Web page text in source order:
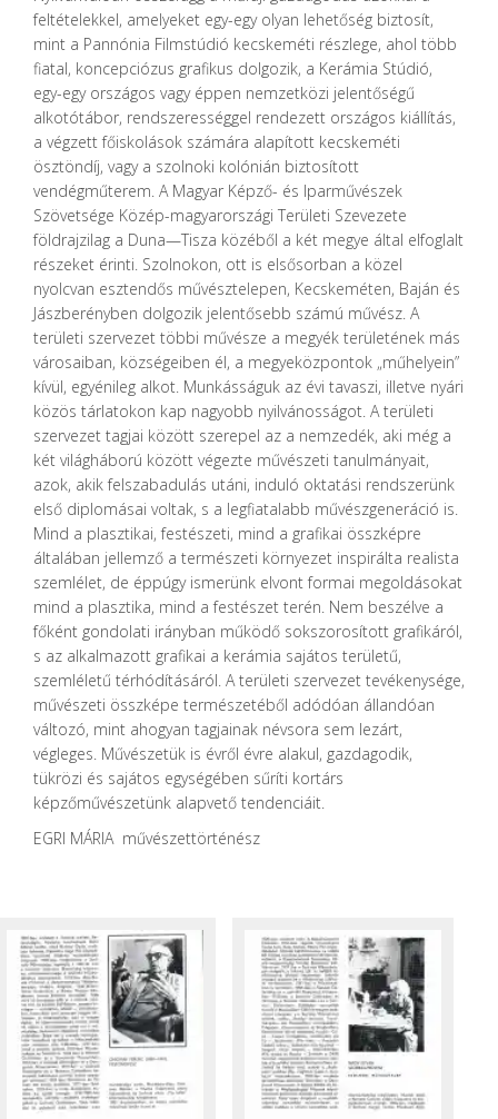
feltételekkel, amelyeket egy-egy olyan lehetőség biztosít,
mint a Pannónia Filmstúdió kecskeméti részlege, ahol több
fiatal, koncepciózus grafikus dolgozik, a Kerámia Stúdió,
egy-egy országos vagy éppen nemzetközi jelentőségű
alkotótábor, rendszerességgel rendezett országos kiállítás,
a végzett főiskolások számára alapított kecskeméti
ösztöndíj, vagy a szolnoki kolónián biztosított
vendégműterem. A Magyar Képző- és Iparművészek
Szövetsége Közép-magyarországi Területi Szevezete
földrajzilag a Duna—Tisza közéből a két megye által elfoglalt
részeket érinti. Szolnokon, ott is elsősorban a közel
nyolcvan esztendős művésztelepen, Kecskeméten, Baján és
Jászberényben dolgozik jelentősebb számú művész. A
területi szervezet többi művésze a megyék területének más
városaiban, községeiben él, a megyeközpontok „műhelyein”
kívül, egyénileg alkot. Munkásságuk az évi tavaszi, illetve nyári
közös tárlatokon kap nagyobb nyilvánosságot. A területi
szervezet tagjai között szerepel az a nemzedék, aki még a
két világháború között végezte művészeti tanulmányait,
azok, akik felszabadulás utáni, induló oktatási rendszerünk
első diplomásai voltak, s a legfiatalabb művészgeneráció is.
Mind a plasztikai, festészeti, mind a grafikai összképre
általában jellemző a természeti környezet inspirálta realista
szemlélet, de éppúgy ismerünk elvont formai megoldásokat
mind a plasztika, mind a festészet terén. Nem beszélve a
főként gondolati irányban működő sokszorosított grafikáról,
s az alkalmazott grafikai a kerámia sajátos területű,
szemléletű térhódításáról. A területi szervezet tevékenysége,
művészeti összképe természetéből adódóan állandóan
változó, mint ahogyan tagjainak névsora sem lezárt,
végleges. Művészetük is évről évre alakul, gazdagodik,
tükrözi és sajátos egységében sűríti kortárs
képzőművészetünk alapvető tendenciáit.
EGRI MÁRIA művészettörténész